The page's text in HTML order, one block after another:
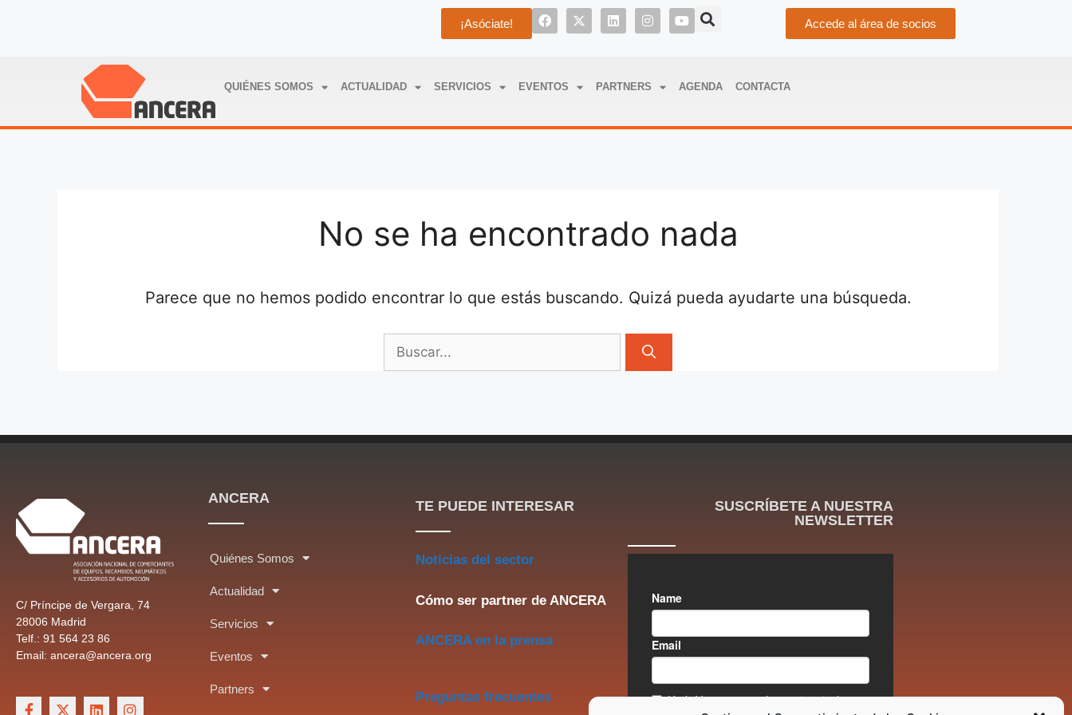
¡Asóciate! Accede al área de socios
QUIÉNES SOMOS ACTUALIDAD SERVICIOS EVENTOS PARTNERS AGENDA CONTACTA
No se ha encontrado nada
Parece que no hemos podido encontrar lo que estás buscando. Quizá pueda ayudarte una búsqueda.
C/ Príncipe de Vergara, 74
28006 Madrid
Telf.: 91 564 23 86
Email: ancera@ancera.org
ANCERA
Quiénes Somos
Actualidad
Servicios
Eventos
Partners
TE PUEDE INTERESAR
Noticias del sector
Cómo ser partner de ANCERA
ANCERA en la prensa
Preguntas frecuentes
SUSCRÍBETE A NUESTRA
NEWSLETTER